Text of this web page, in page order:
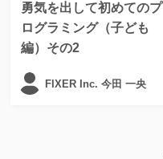
勇気を出して初めてのプ
ログラミング（子ども
編）その2
FIXER Inc. 今田 一央